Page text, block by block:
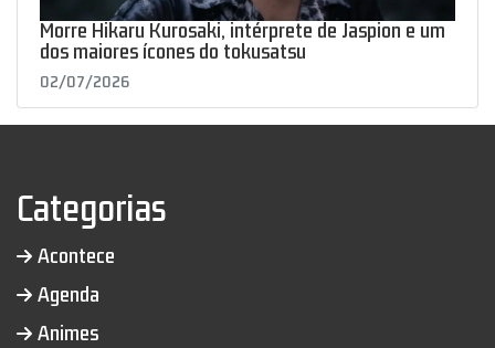
Morre Hikaru Kurosaki, intérprete de Jaspion e um
dos maiores ícones do tokusatsu
02/07/2026
Categorias
Acontece
Agenda
Animes